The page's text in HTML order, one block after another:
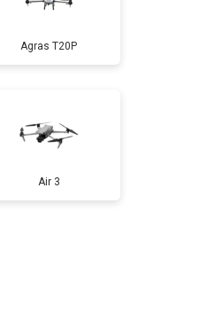
Заказать
Agras T20P
Air 3